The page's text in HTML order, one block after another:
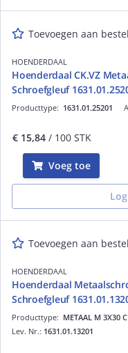
Toevoegen aan
HOENDERDAAL
Hoenderdaal CK.VZ
Schroefgleuf
Producttype: 1631.01.25201
€ 15,84 / 100 STK
Voeg toe
Toevoegen aan
HOENDERDAAL
Hoenderdaal
Schroefgleuf
Producttype: METAAL M 3X30
Lev. Nr.: 1631.01.13201